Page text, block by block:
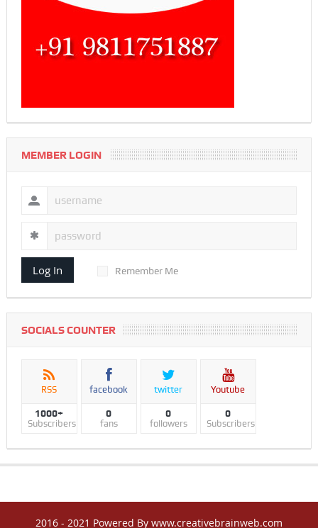
MEMBER LOGIN
Log In Remember Me
SOCIALS COUNTER
RSS
1000+
Subscribers
facebook
0
fans
twitter
0
followers
Youtube
0
Subscribers
2016 - 2021 Powered By www.creativebrainweb.com